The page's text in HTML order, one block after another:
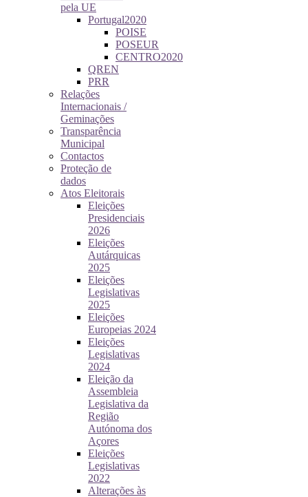
pela UE
Portugal2020
POISE
POSEUR
CENTRO2020
QREN
PRR
Relações
Internacionais /
Geminações
Transparência
Municipal
Contactos
Proteção de
dados
Atos Eleitorais
Eleições
Presidenciais
2026
Eleições
Autárquicas
2025
Eleições
Legislativas
2025
Eleições
Europeias 2024
Eleições
Legislativas
2024
Eleição da
Assembleia
Legislativa da
Região
Autónoma dos
Açores
Eleições
Legislativas
2022
Alterações às